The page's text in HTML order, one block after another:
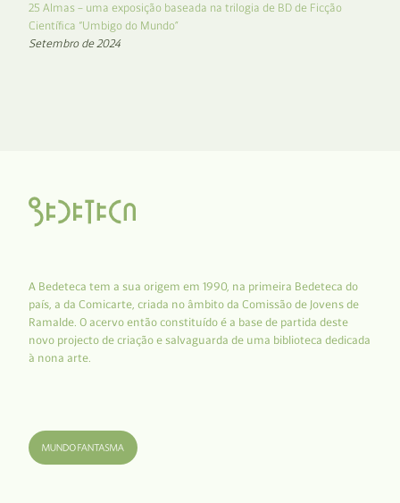
25 Almas – uma exposição baseada na trilogia de BD de Ficção
Científica “Umbigo do Mundo”
Setembro de 2024
A Bedeteca tem a sua origem em 1990, na primeira Bedeteca do
país, a da Comicarte, criada no âmbito da Comissão de Jovens de
Ramalde. O acervo então constituído é a base de partida deste
novo projecto de criação e salvaguarda de uma biblioteca dedicada
à nona arte.